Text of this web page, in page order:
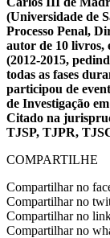
(Universidade de
Processo Penal,
autor de 10 livros,
(2012-2015,
todas as fases
participou de
de Investigação
Citado na
TJSP, TJPR,
COMPARTILHE
Compartilhar no
Compartilhar no
Compartilhar no
Compartilhar no